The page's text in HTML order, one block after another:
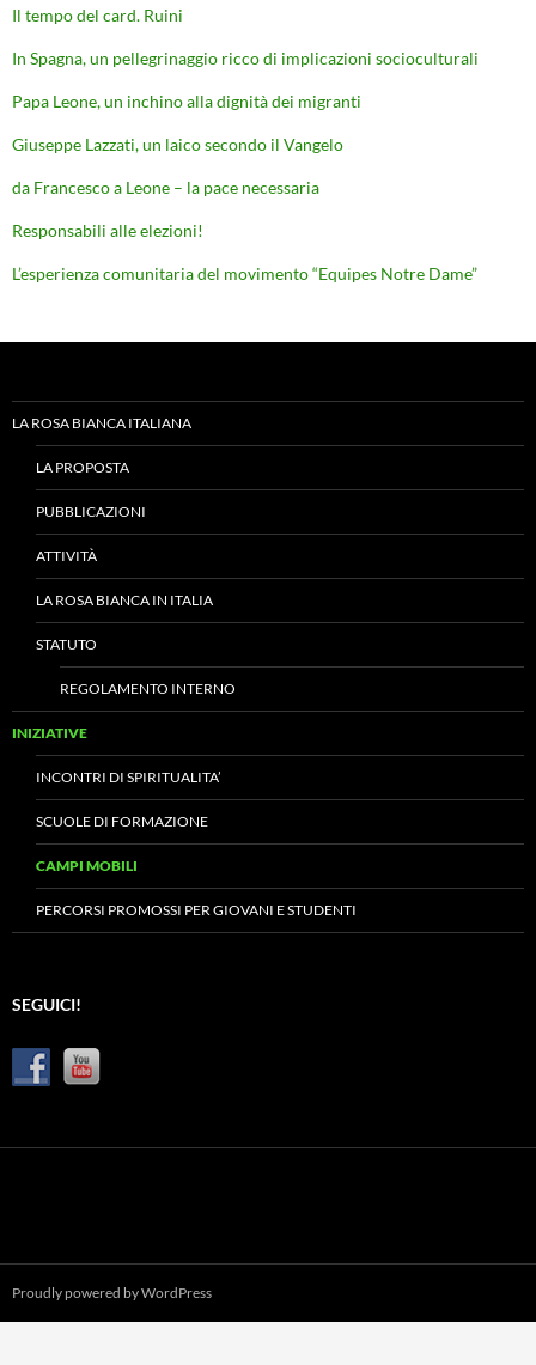
Il tempo del card. Ruini
In Spagna, un pellegrinaggio ricco di implicazioni socioculturali
Papa Leone, un inchino alla dignità dei migranti
Giuseppe Lazzati, un laico secondo il Vangelo
da Francesco a Leone – la pace necessaria
Responsabili alle elezioni!
L’esperienza comunitaria del movimento “Equipes Notre Dame”
LA ROSA BIANCA ITALIANA
LA PROPOSTA
PUBBLICAZIONI
ATTIVITÀ
LA ROSA BIANCA IN ITALIA
STATUTO
REGOLAMENTO INTERNO
INIZIATIVE
INCONTRI DI SPIRITUALITA’
SCUOLE DI FORMAZIONE
CAMPI MOBILI
PERCORSI PROMOSSI PER GIOVANI E STUDENTI
SEGUICI!
Proudly powered by WordPress